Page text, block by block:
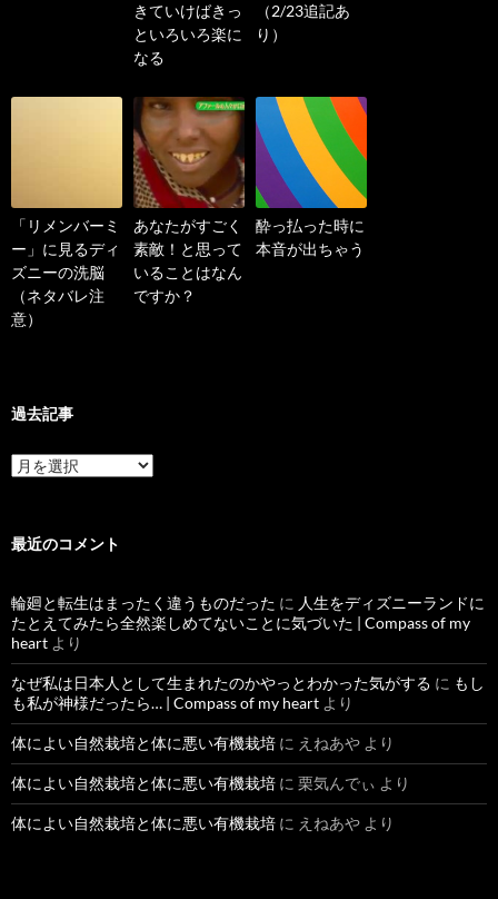
きていけばきっ
といろいろ楽に
なる
（2/23追記あ
り）
「リメンバーミ
ー」に見るディ
ズニーの洗脳
（ネタバレ注
意）
あなたがすごく
素敵！と思って
いることはなん
ですか？
酔っ払った時に
本音が出ちゃう
過去記事
過
去
最近のコメント
輪廻と転生はまったく違うものだった に 人生をディズニーランドに
たとえてみたら全然楽しめてないことに気づいた | Compass of my
heart より
なぜ私は日本人として生まれたのかやっとわかった気がする に もし
も私が神様だったら… | Compass of my heart より
体によい自然栽培と体に悪い有機栽培 に えねあや より
体によい自然栽培と体に悪い有機栽培 に 栗気んでぃ より
体によい自然栽培と体に悪い有機栽培 に えねあや より